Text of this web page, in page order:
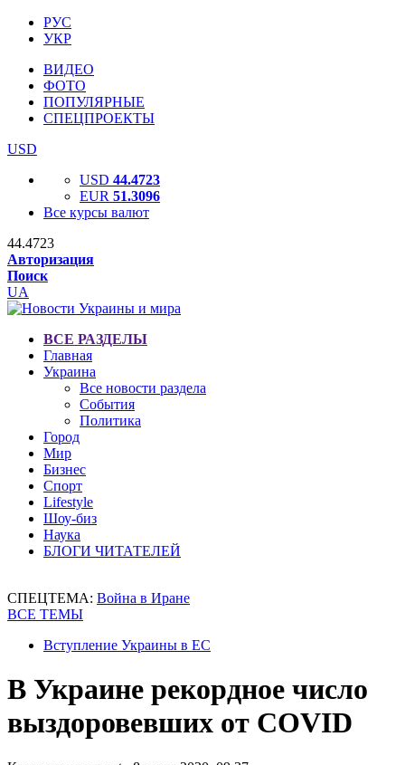
РУС
УКР
ВИДЕО
ФОТО
ПОПУЛЯРНЫЕ
СПЕЦПРОЕКТЫ
USD
USD 44.4723
EUR 51.3096
Все курсы валют
44.4723
Авторизация
Поиск
UA
ВСЕ РАЗДЕЛЫ
Главная
Украина
Все новости раздела
События
Политика
Город
Мир
Бизнес
Спорт
Lifestyle
Шоу-биз
Наука
БЛОГИ ЧИТАТЕЛЕЙ
СПЕЦТЕМА: Война в Иране
ВСЕ ТЕМЫ
Вступление Украины в ЕС
В Украине рекордное число
выздоровевших от COVID